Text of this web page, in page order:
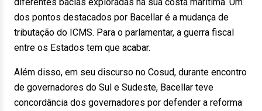
dos pontos destacados por Bacellar é a mudança de
tributação do ICMS. Para o parlamentar, a guerra fiscal
entre os Estados tem que acabar.
Além disso, em seu discurso no Cosud, durante encontro
de governadores do Sul e Sudeste, Bacellar teve
concordância dos governadores por defender a reforma